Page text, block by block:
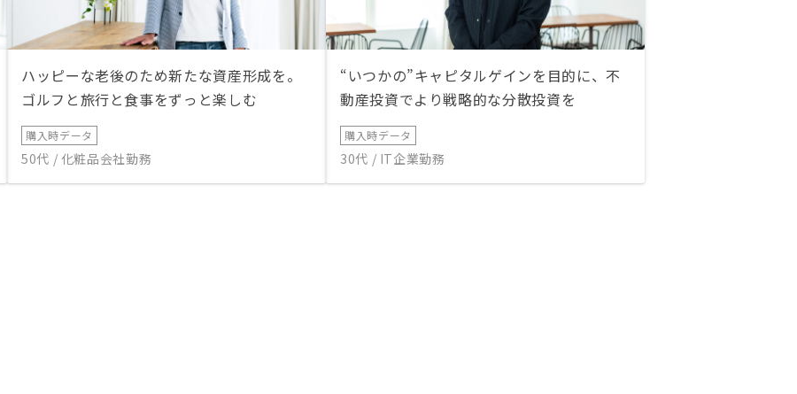
ハッピーな老後のため新たな資産形成を。
ゴルフと旅行と食事をずっと楽しむ
購入時データ
50代 / 化粧品会社勤務
“いつかの”キャピタルゲインを目的に、不
動産投資でより戦略的な分散投資を
購入時データ
30代 / IT企業勤務